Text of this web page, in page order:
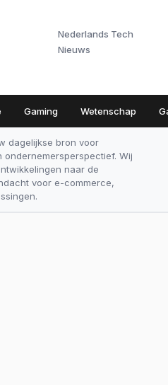
Nederlands Tech
Nieuws
Gaming Wetenschap
dagelijkse bron voor
Wij
naar de
voor e-commerce,